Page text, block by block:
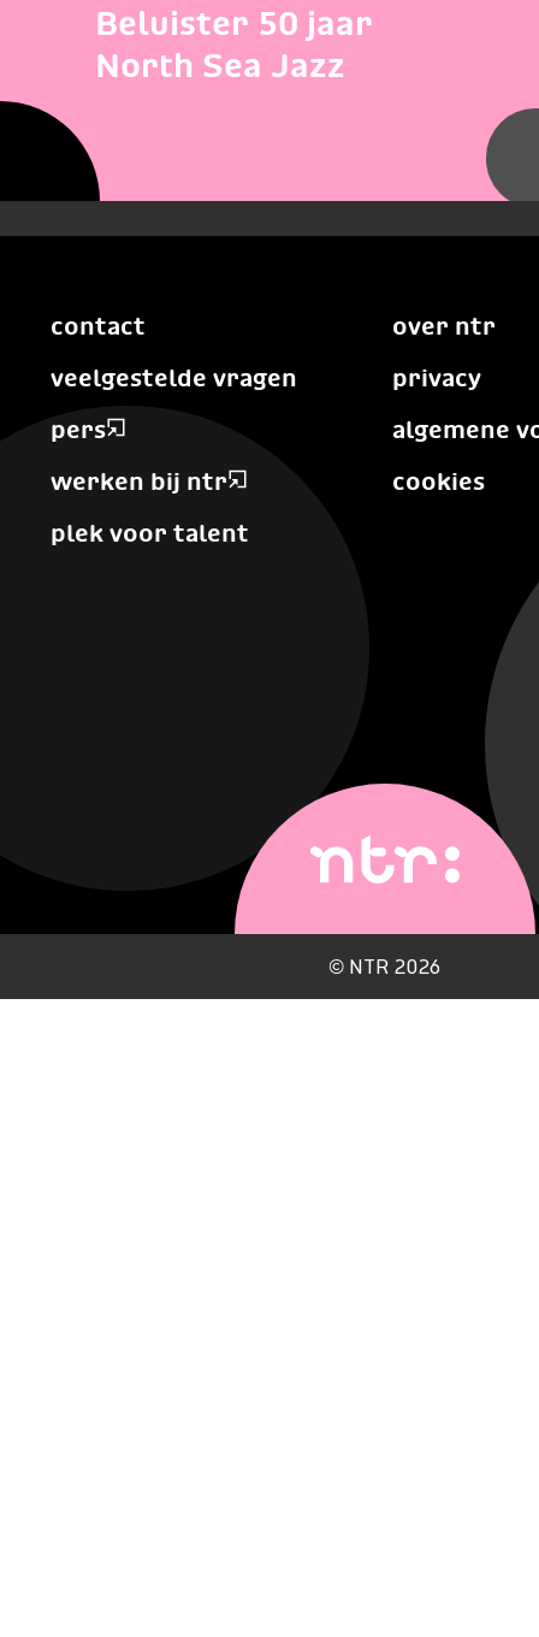
Beluister 50 jaar
North Sea Jazz
contact
veelgestelde vragen
pers
werken bij ntr
plek voor talent
over ntr
privacy
algemene
cookies
© NTR 2026